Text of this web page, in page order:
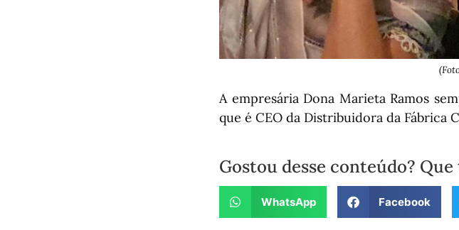
A empresária Dona Marieta Ramos
que é CEO da Distribuidora da Fábrica
Gostou desse conteúdo?
WhatsApp Facebook